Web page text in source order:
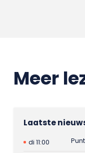
Meer
Laatste
di 11:00